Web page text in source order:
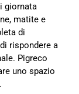
giornata
matite e
di
rispondere a
Pigreco
uno spazio